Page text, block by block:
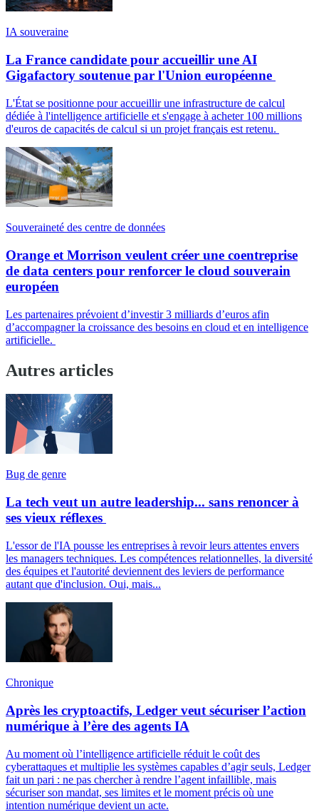
IA souveraine
La France candidate pour accueillir une AI
Gigafactory soutenue par l'Union européenne
L'État se positionne pour accueillir une infrastructure de calcul
dédiée à l'intelligence artificielle et s'engage à acheter 100 millions
d'euros de capacités de calcul si un projet français est retenu.
Souveraineté des centre de données
Orange et Morrison veulent créer une coentreprise
de data centers pour renforcer le cloud souverain
européen
Les partenaires prévoient d’investir 3 milliards d’euros afin
d’accompagner la croissance des besoins en cloud et en intelligence
artificielle.
Autres articles
Bug de genre
La tech veut un autre leadership... sans renoncer à
ses vieux réflexes
L'essor de l'IA pousse les entreprises à revoir leurs attentes envers
les managers techniques. Les compétences relationnelles, la diversité
des équipes et l'autorité deviennent des leviers de performance
autant que d'inclusion. Oui, mais...
Chronique
Après les cryptoactifs, Ledger veut sécuriser l’action
numérique à l’ère des agents IA
Au moment où l’intelligence artificielle réduit le coût des
cyberattaques et multiplie les systèmes capables d’agir seuls, Ledger
fait un pari : ne pas chercher à rendre l’agent infaillible, mais
sécuriser son mandat, ses limites et le moment précis où une
intention numérique devient un acte.